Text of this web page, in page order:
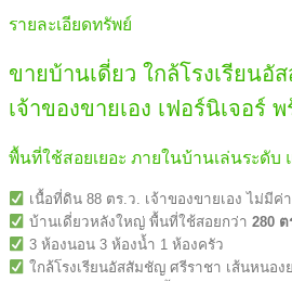
รายละเอียดทรัพย์
ขายบ้านเดี่ยว ใกล้โรงเรียนอั
เจ้าของขายเอง เฟอร์นิเจอร์
พื้นที่ใช้สอยเยอะ ภายในบ้านเล่นระดับ
เนื้อที่ดิน 88 ตร.ว. เจ้าของขายเอง ไม่มีค่
บ้านเดี่ยวหลังใหญ่ พื้นที่ใช้สอยกว่า280 ต
3 ห้องนอน 3 ห้องน้ำ 1 ห้องครัว
ใกล้โรงเรียนอัสสัมชัญ ศรีราชา เส้นหนอง